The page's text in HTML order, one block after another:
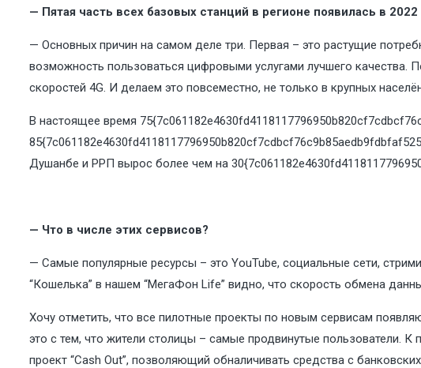
— Пятая часть всех базовых станций в регионе появилась в
— Основных причин на самом деле три. Первая – это растущие
возможность пользоваться цифровыми услугами лучшего качества.
скоростей 4G. И делаем это повсеместно, не только в крупных
В настоящее время
Душанбе и РРП вырос более чем на
— Что в числе этих сервисов?
— Самые популярные ресурсы – это YouTube, социальные сети,
“Кошелька” в нашем “МегаФон Life” видно, что скорость обмена
Хочу отметить, что все пилотные проекты по новым сервисам
это с тем, что жители столицы – самые продвинутые пользователи.
проект “Cash Out”, позволяющий обналичивать средства с